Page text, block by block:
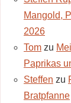
Mangold,
2026
Tom zu
Paprikas
Steffen zu
Bratpfanne